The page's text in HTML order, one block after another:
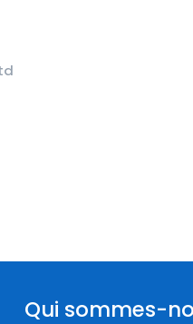
Qui sommes-